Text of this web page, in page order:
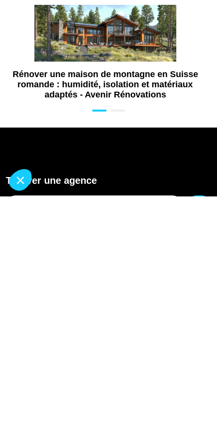
Rénover une maison de montagne en Suisse
romande : humidité, isolation et matériaux
adaptés - Avenir Rénovations
Trouver une agence